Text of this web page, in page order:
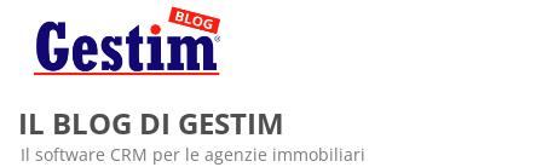
content
IL BLOG DI GESTIM
Il software CRM per le agenzie immobiliari